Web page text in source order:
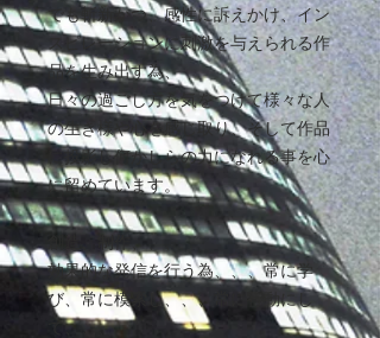
でも斬新かつ、感性に訴えかけ、イン
スピレーションに刺激を与えられる作
品を生み出す為、
日々の過ごし方を気をつけて様々な人
の生き様や心を感じ取り、そして作品
に投影し何かしらの力になれる事を心
に留めています。
創造、制作、、、
効果的な発信を行う為、、、常に学
び、常に模索し、、、常に行動にし
て、、、